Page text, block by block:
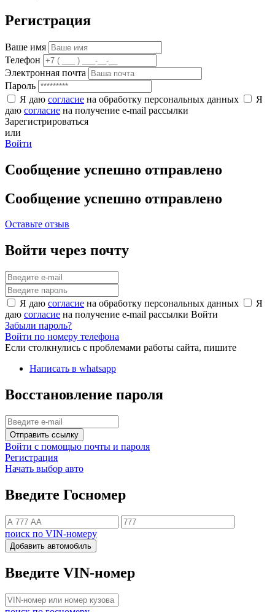
Регистрация
Ваше имя
Телефон
Электронная почта
Пароль
Я даю согласие на обработку персональных данных
Я
даю согласие на получение e-mail рассылки
Зарегистрироваться
или
Войти
Сообщение успешно отправлено
Сообщение успешно отправлено
Оставьте отзыв
Войти через почту
Я даю согласие на обработку персональных данных
Я
даю согласие на получение e-mail рассылки Войти
Забыли пароль?
Войти по номеру телефона
Если столкнулись с проблемами работы сайта, пишите
Написать в whatsapp
Восстановление пароля
Отправить ссылку
Войти с помощью почты и пароля
Регистрация
Начать выбор авто
Введите Госномер
поиск по VIN-номеру
Добавить автомобиль
Введите VIN-номер